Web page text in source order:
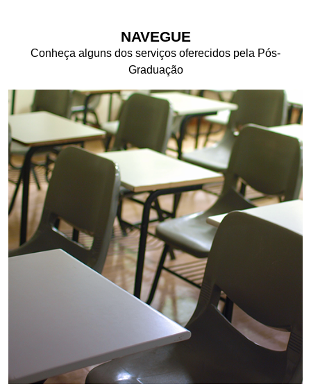
NAVEGUE
Conheça alguns dos serviços oferecidos pela Pós-
Graduação